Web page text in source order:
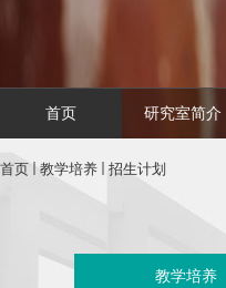
首页 研究室简介
首页 教学培养 招生计划
教学培养